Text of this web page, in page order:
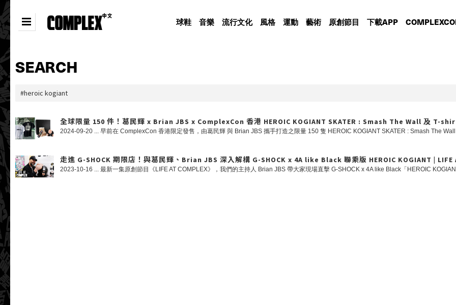
球鞋 音樂 流行文化 風格 運動 藝術 原創節目 下載APP
SEARCH
全球限量 150 件！葛民輝 x Brian JBS x ComplexCon 香港 HEROIC KOGIANT SKATER : Smash The Wall 及 T-
走進 G-SHOCK 期限店！與葛民輝、Brian JBS 深入解構 G-SHOCK x 4A like Black 聯乘版 HEROIC KOGIANT | LIFE